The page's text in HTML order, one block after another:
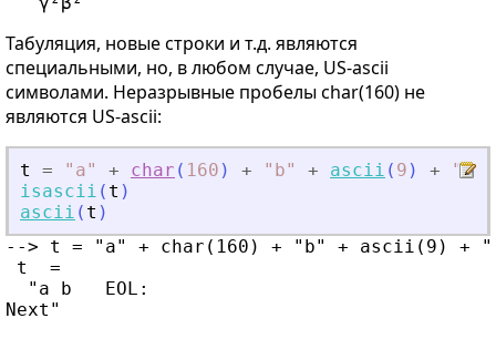
Табуляция, новые строки и т.д. являются
специальными, но, в любом случае, US-ascii
символами. Неразрывные пробелы char(160) не
являются US-ascii:
t = " a" + char ( 160 ) + " b" + ascii ( 9 ) + "
isascii ( t )
ascii ( t )
--> t = "a" + char(160) + "b" + ascii(9) + "
t  =
  "a b	 EOL:
Next"